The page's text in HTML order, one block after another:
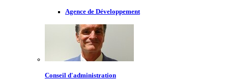
Agence de Développement
Conseil d'administration